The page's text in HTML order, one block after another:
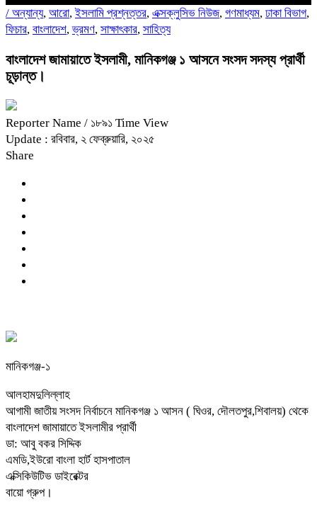
/ অন্যান্য, আরো,ইসলামি প্রশ্নত্তর, এক্সক্লুসিভ নিউজ, গণমাধ্যম, ঢাকা বিভাগ,
ফিচার, বাংলাদেশ,ভ্রমণ, সাক্ষাৎকার, সাহিত্য
বাংলাদেশ জামায়াতে ইসলামী, মানিকগঞ্জ ১ আসনে সংসদ সদস্য প্রার্থী
চূড়ান্ত।
Reporter Name / ১৮৯১ Time View
Update : রবিবার, ২ ফেব্রুয়ারি, ২০২৫
Share
মানিকগঞ্জ-১
আলহামদুলিল্লাহ
আগামী জাতীয় সংসদ নির্বাচনে মানিকগঞ্জ ১ আসন ( ঘিওর, দৌলতপুর,শিবালয়) থেকে
বাংলাদেশ জামায়াতে ইসলামীর প্রার্থী
ডা: আবু বকর সিদ্দিক
এমডি,ইউরো বাংলা হার্ট হাসপাতাল
এক্সিকিউটিভ ডাইরেক্টর
বায়ো গ্রুপ।